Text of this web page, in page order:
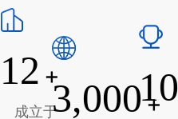
12 +
成立于3,000+